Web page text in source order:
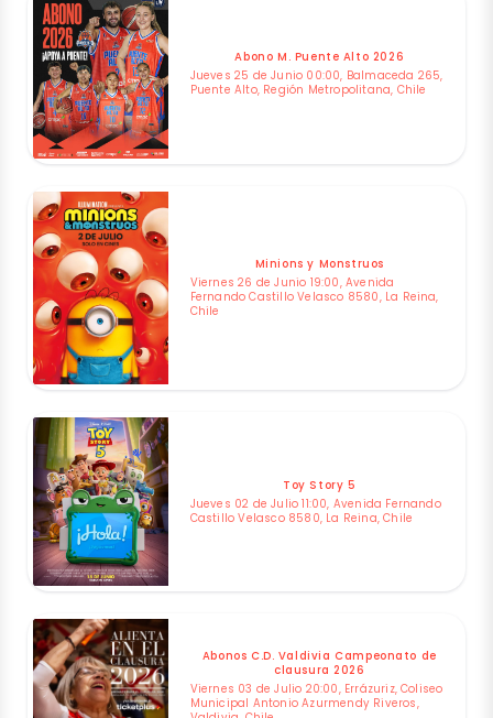
Abono M. Puente Alto 2026
Jueves 25 de Junio 00:00, Balmaceda 265,
Puente Alto, Región Metropolitana, Chile
Minions y Monstruos
Viernes 26 de Junio 19:00, Avenida
Fernando Castillo Velasco 8580, La Reina,
Chile
Toy Story 5
Jueves 02 de Julio 11:00, Avenida Fernando
Castillo Velasco 8580, La Reina, Chile
Abonos C.D. Valdivia Campeonato de
clausura 2026
Viernes 03 de Julio 20:00, Errázuriz, Coliseo
Municipal Antonio Azurmendy Riveros,